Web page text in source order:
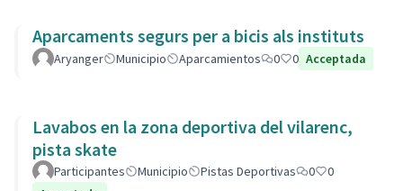
Aparcaments segurs per a bicis als instituts
Aryanger Municipio Aparcamientos 0 0 Acceptada
Lavabos en la zona deportiva del vilarenc,
pista skate
Participantes Municipio Pistas Deportivas 0
0